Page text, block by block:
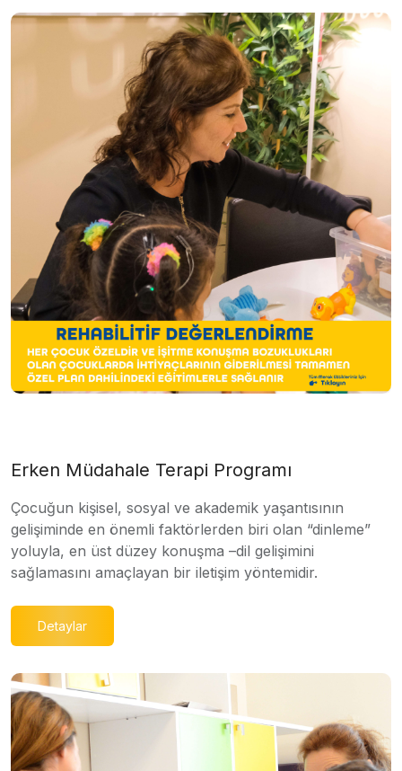
Erken Müdahale Terapi Programı
Çocuğun kişisel, sosyal ve akademik yaşantısının
gelişiminde en önemli faktörlerden biri olan “dinleme”
yoluyla, en üst düzey konuşma –dil gelişimini
sağlamasını amaçlayan bir iletişim yöntemidir.
Detaylar